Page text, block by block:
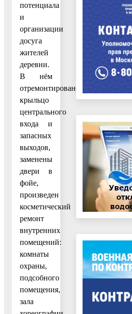
потенциала
и
организации
досуга
жителей
деревни.
В нём
отремонтировано
крыльцо
центрального
входа и
запасных
выходов,
заменены
двери в
фойе,
произведен
косметический
ремонт
внутренних
помещений:
комнаты
охраны,
подсобного
помещения,
зала